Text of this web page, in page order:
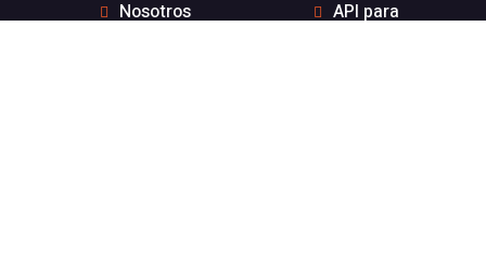
Nosotros
API para